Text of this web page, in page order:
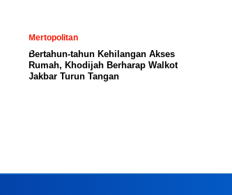
Mertopolitan
Bertahun-tahun Kehilangan Akses
Rumah, Khodijah Berharap Walkot
Jakbar Turun Tangan